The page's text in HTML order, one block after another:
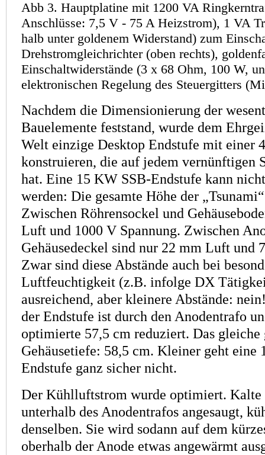
Abb 3. Hauptplatine mit 1200 VA
Anschlüsse: 7,5 V - 75 A Heizstrom), 1 VA
halb unter goldenem Widerstand) zum
Drehstromgleichrichter (oben rechts),
Einschaltwiderstände (3 x 68 Ohm, 100 W,
elektronischen Regelung des Steuergitters
Nachdem die Dimensionierung der
Bauelemente feststand, wurde dem
Welt einzige Desktop Endstufe mit einer
konstruieren, die auf jedem vernünftigen
hat. Eine 15 KW SSB-Endstufe kann
werden: Die gesamte Höhe der
Zwischen Röhrensockel und
Luft und 1000 V Spannung. Zwischen
Gehäuse­deckel sind nur 22 mm Luft und
Zwar sind diese Abstände auch bei
Luftfeuchtigkeit (z.B. infolge DX
ausreichend, aber kleinere Abstände:
der Endstufe ist durch den Anodentrafo
optimierte 57,5 cm reduziert. Das
Gehäusetiefe: 58,5 cm. Kleiner geht eine
Endstufe ganz sicher nicht.
Der Kühlluftstrom wurde optimiert.
unterhalb des Anodentrafos angesaugt,
denselben. Sie wird sodann auf dem
oberhalb der Anode etwas angewärmt